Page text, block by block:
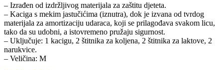
– Izrađen od izdržljivog materijala za zaštitu djeteta.
– Kaciga s mekim jastučićima (iznutra), dok je izvana od tvrdog
materijala za amortizaciju udaraca, koji se prilagođava svakom licu,
tako da su udobni, a istovremeno pružaju sigurnost.
– Uključuje: 1 kacigu, 2 štitnika za koljena, 2 štitnika za laktove, 2
narukvice.
– Veličina: M